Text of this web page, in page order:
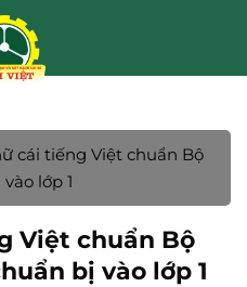
cái tiếng Việt chuẩn Bộ
lớp 1
Việt chuẩn Bộ
bị vào lớp 1